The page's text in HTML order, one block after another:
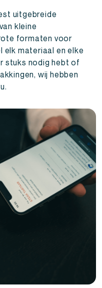
uitgebreide
kleine
formaten voor
elk materiaal en elke
stuks nodig hebt of
wij hebben